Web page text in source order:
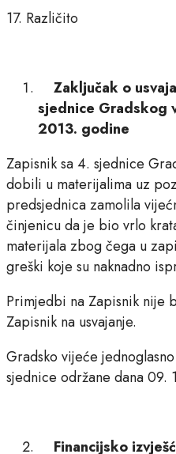
17. Različito
Zaključak o
sjednice Gradskog
2013. godine
Zapisnik sa 4. sjednice
dobili u materijalima uz
predsjednica zamolila
činjenicu da je bio vrlo
materijala zbog čega u
greški koje su naknadno
Primjedbi na Zapisnik nije
Zapisnik na usvajanje.
Gradsko vijeće
sjednice održane dana 09.
Financijsko